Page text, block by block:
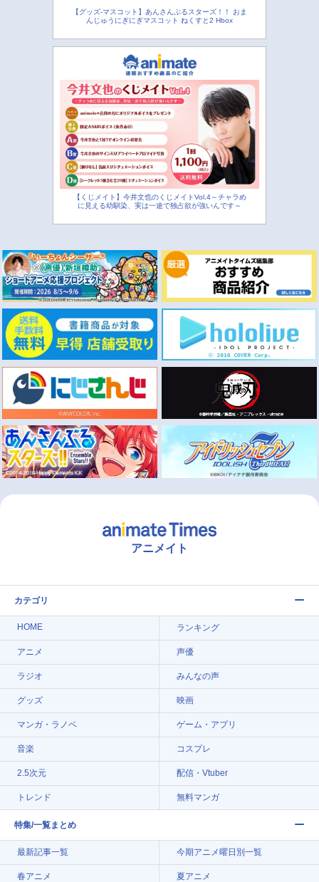
【グッズ-マスコット】あんさんぶるスターズ！！ おま
んじゅうにぎにぎマスコット ねくすと2 Hbox
【くじメイト】今井文也のくじメイトVol.4～チャラめ
に見える幼馴染、実は一途で独占欲が強いんです～
アニメイト
カテゴリ
HOME ランキング
アニメ 声優
ラジオ みんなの声
グッズ 映画
マンガ・ラノベ ゲーム・アプリ
音楽 コスプレ
2.5次元 配信・Vtuber
トレンド 無料マンガ
特集/一覧まとめ
最新記事一覧 今期アニメ曜日別一覧
春アニメ 夏アニメ